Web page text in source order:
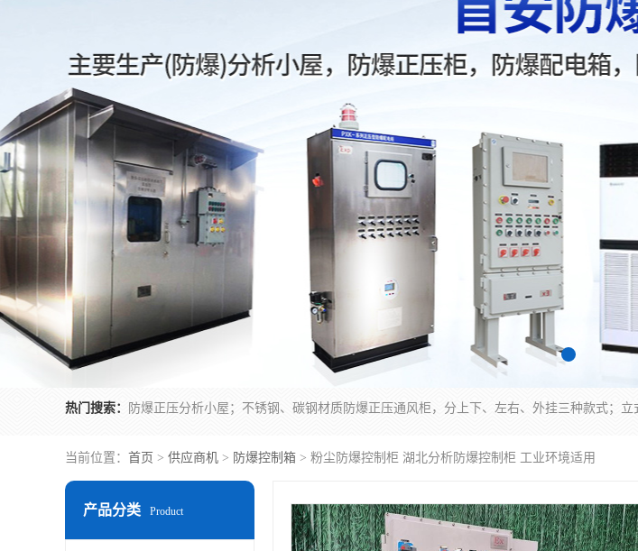
热门搜索：
当前位置： 首页 > 供应商机 > 防爆控制箱 > 粉尘防爆控制柜 湖北分析防爆控制柜 工业环境适用
产品分类 Product